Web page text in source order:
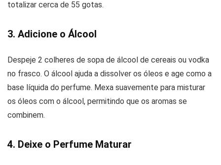
totalizar cerca de 55 gotas.
3. Adicione o Álcool
Despeje 2 colheres de sopa de álcool de cereais ou vodka
no frasco. O álcool ajuda a dissolver os óleos e age como a
base líquida do perfume. Mexa suavemente para misturar
os óleos com o álcool, permitindo que os aromas se
combinem.
4. Deixe o Perfume Maturar